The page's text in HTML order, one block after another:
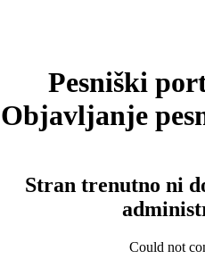
Pesniški
Objavljanje
Stran trenutno ni
Could not